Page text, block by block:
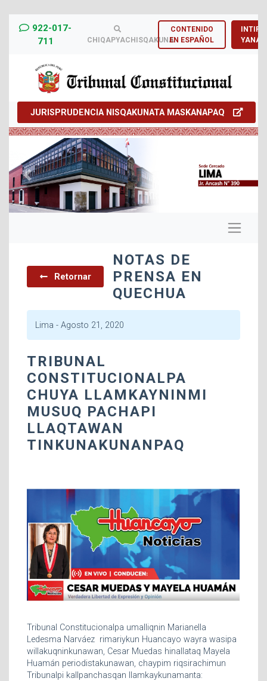
922-017-
711
CHIQAPYACHISQAKUNA
CONTENIDO
EN ESPAÑOL
JURISPRUDENCIA NISQAKUNATA MASKANAPAQ
Previous Next
Retornar
NOTAS DE
PRENSA EN
QUECHUA
Lima -Agosto 21, 2020
TRIBUNAL
CONSTITUCIONALPA
CHUYA LLAMKAYNINMI
MUSUQ PACHAPI
LLAQTAWAN
TINKUNAKUNANPAQ
Tribunal Constitucionalpa umalliqnin Marianella
Ledesma Narváez rimariykun Huancayo wayra wasipa
willakuqninkunawan, Cesar Muedas hinallataq Mayela
Huamán periodistakunawan, chaypim riqsirachimun
Tribunalpi kallpanchasqan llamkaykunamanta: